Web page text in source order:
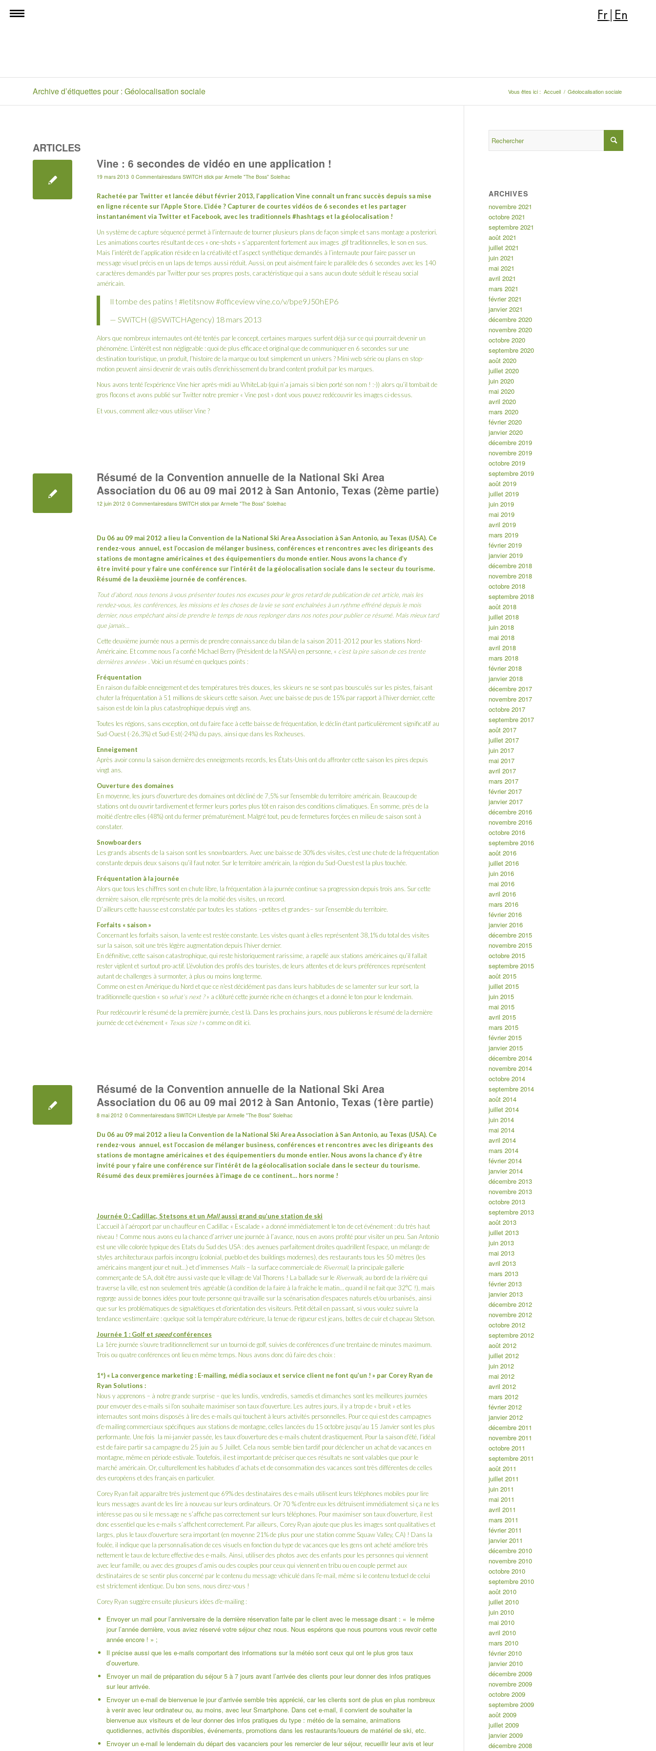
Fr En
Archive d’étiquettes pour : Géolocalisation sociale Vous êtes ici : Accueil / Géolocalisation sociale
ARTICLES
Vine : 6 secondes de vidéo en une application !
19 mars 2013 0 Commentairesdans SWiTCH stick par Armelle "The Boss" Solelhac
Rachetée par Twitter et lancée début février 2013, l’application Vine connaît un franc succès depuis sa mise
en ligne récente sur l’Apple Store. L’idée ? Capturer de courtes vidéos de 6 secondes et les partager
instantanément via Twitter et Facebook, avec les traditionnels #hashtags et la géolocalisation !
Un système de capture séquencé permet à l’internaute de tourner plusieurs plans de façon simple et sans montage a posteriori.
Les animations courtes résultant de ces « one-shots » s’apparentent fortement aux images .gif traditionnelles, le son en sus.
Mais l’intérêt de l’application réside en la créativité et l’aspect synthétique demandés à l’internaute pour faire passer un
message visuel précis en un laps de temps aussi réduit. Aussi, on peut aisément faire le parallèle des 6 secondes avec les 140
caractères demandés par Twitter pour ses propres posts, caractéristique qui a sans aucun doute séduit le réseau social
américain.
Il tombe des patins ! #letitsnow#officeviewvine.co/v/bpe9J50hEP6
— SWiTCH (@SWiTCHAgency) 18 mars 2013
Alors que nombreux internautes ont été tentés par le concept, certaines marques surfent déjà sur ce qui pourrait devenir un
phénomène. L’intérêt est non négligeable : quoi de plus efficace et original que de communiquer en 6 secondes sur une
destination touristique, un produit, l’histoire de la marque ou tout simplement un univers ? Mini web série ou plans en stop-
motion peuvent ainsi devenir de vrais outils d’enrichissement du brand content produit par les marques.
Nous avons tenté l’expérience Vine hier après-midi au WhiteLab (qui n’a jamais si bien porté son nom ! :-)) alors qu’il tombait de
gros flocons et avons publié surTwitter notre premier « Vine post » dont vous pouvez redécouvrir les images ci-dessus.
Et vous, comment allez-vous utiliser Vine ?
Résumé de la Convention annuelle de la National Ski Area
Association du 06 au 09 mai 2012 à San Antonio, Texas (2ème partie)
12 juin 2012 0 Commentairesdans SWiTCH stick par Armelle "The Boss" Solelhac
Du 06 au 09 mai 2012 a lieu la Convention de la National Ski Area Association à San Antonio, au Texas (USA). Ce
rendez-vous annuel, est l’occasion de mélanger business, conférences et rencontres avec les dirigeants des
stations de montagne américaines et des équipementiers du monde entier. Nous avons la chance d’y
être invité pour y faire une conférence sur l’intérêt de la géolocalisation sociale dans le secteur du tourisme.
Résumé de la deuxième journée de conférences.
Tout d’abord, nous tenons à vous présenter toutes nos excuses pour le gros retard de publication de cet article, mais les
rendez-vous, les conférences, les missions et les choses de la vie se sont enchaînées à un rythme effréné depuis le mois
dernier, nous empêchant ainsi de prendre le temps de nous replonger dans nos notes pour publier ce résumé. Mais mieux tard
que jamais…
Cette deuxième journée nous a permis de prendre connaissance du bilan de la saison 2011-2012 pour les stations Nord-
Américaine. Et comme nous l’a confié Michael Berry (Président de la NSAA) en personne, « c’est la pire saison de ces trente
dernières années« . Voici un résumé en quelques points :
Fréquentation
En raison du faible enneigement et des températures très douces, les skieurs ne se sont pas bousculés sur les pistes, faisant
chuter la fréquentation à 51 millions de skieurs cette saison. Avec une baisse de pus de 15% par rapport à l’hiver dernier, cette
saison est de loin la plus catastrophique depuis vingt ans.
Toutes les régions, sans exception, ont du faire face à cette baisse de fréquentation, le déclin étant particulièrement significatif au
Sud-Ouest (-26,3%) et Sud-Est(-24%) du pays, ainsi que dans les Rocheuses.
Enneigement
Après avoir connu la saison dernière des enneigements records, les États-Unis ont du affronter cette saison les pires depuis
vingt ans.
Ouverture des domaines
En moyenne, les jours d’ouverture des domaines ont décliné de 7,5% sur l’ensemble du territoire américain. Beaucoup de
stations ont du ouvrir tardivement et fermer leurs portes plus tôt en raison des conditions climatiques. En somme, près de la
moitié d’entre elles (48%) ont du fermer prématurément. Malgré tout, peu de fermetures forçées en milieu de saison sont à
constater.
Snowboarders
Les grands absents de la saison sont les snowboarders. Avec une baisse de 30% des visites, c’est une chute de la fréquentation
constante depuis deux saisons qu’il faut noter. Sur le territoire américain, la région du Sud-Ouest est la plus touchée.
Fréquentation à la journée
Alors que tous les chiffres sont en chute libre, la fréquentation à la journée continue sa progression depuis trois ans. Sur cette
dernière saison, elle représente près de la moitié des visites, un record.
D’ailleurs cette hausse est constatée par toutes les stations –petites et grandes– sur l’ensemble du territoire.
Forfaits « saison »
Concernant les forfaits saison, la vente est restée constante. Les vistes quant à elles représentent 38,1% du total des visites
sur la saison, soit une très légère augmentation depuis l’hiver dernier.
En définitive, cette saison catastrophique, qui reste historiquement rarissime, a rapellé aux stations américaines qu’il fallait
rester vigilent et surtout pro-actif. L’évolution des profils des touristes, de leurs attentes et de leurs préférences représentent
autant de challenges à surmonter, à plus ou moins long terme.
Comme on est en Amérique du Nord et que ce n’est décidément pas dans leurs habitudes de se lamenter sur leur sort, la
traditionnelle question « so what’s next ?» a clôturé cette journée riche en échanges et a donné le ton pour le lendemain.
Pour redécouvrir le résumé de la première journée, c’est là. Dans les prochains jours, nous publierons le résumé de la dernière
journée de cet événement « Texas size !» comme on dit ici.
Résumé de la Convention annuelle de la National Ski Area
Association du 06 au 09 mai 2012 à San Antonio, Texas (1ère partie)
8 mai 2012 0 Commentairesdans SWiTCH Lifestyle par Armelle "The Boss" Solelhac
Du 06 au 09 mai 2012 a lieu la Convention de la National Ski Area Association à San Antonio, au Texas (USA). Ce
rendez-vous annuel, est l’occasion de mélanger business, conférences et rencontres avec les dirigeants des
stations de montagne américaines et des équipementiers du monde entier. Nous avons la chance d’y être
invité pour y faire une conférence sur l’intérêt de la géolocalisation sociale dans le secteur du tourisme.
Résumé des deux premières journées à l’image de ce continent… hors norme !
Journée 0 : Cadillac, Stetsons et un Mallaussi grand qu’une station de ski
L’accueil à l’aéroport par un chauffeur en Cadillac « Escalade » a donné immédiatement le ton de cet événement : du très haut
niveau ! Comme nous avons eu la chance d’arriver une journée à l’avance, nous en avons profité pour visiter un peu. San Antonio
est une ville colorée typique des Etats du Sud des USA : des avenues parfaitement droites quadrillent l’espace, un mélange de
styles architecturaux parfois incongru (colonial, pueblo et des buildings modernes), des restaurants tous les 50 mètres (les
américains mangent jour et nuit…) et d’immenses Malls – la surface commerciale de Rivermall, la principale gallerie
commerçante de S.A, doit être aussi vaste que le village deVal Thorens ! La ballade sur le Riverwalk, au bord de la rivière qui
traverse la ville, est non seulement très agréable (à condition de la faire à la fraîche le matin… quand il ne fait que 32°C !), mais
regorge aussi de bonnes idées pour toute personne qui travaille sur la scénarisation d’espaces naturels et/ou urbanisés, ainsi
que sur les problématiques de signalétiques et d’orientation des visiteurs. Petit détail en passant, si vous voulez suivre la
tendance vestimentaire : quelque soit la température extérieure, la tenue de rigueur est jeans, bottes de cuir et chapeau Stetson.
Journée 1 : Golf et speedconférences
La 1ère journée s’ouvre traditionnellement sur un tournoi de golf, suivies de conférences d’une trentaine de minutes maximum.
Trois ou quatre conférences ont lieu en même temps. Nous avons donc dû faire des choix :
1°) « La convergence marketing : E-mailing, média sociaux et service client ne font qu’un ! » par Corey Ryan de
Ryan Solutions :
Nous y apprenons – à notre grande surprise – que les lundis, vendredis, samedis et dimanches sont les meilleures journées
pour envoyer des e-mails si l’on souhaite maximiser son taux d’ouverture. Les autres jours, il y a trop de « bruit » et les
internautes sont moins disposés à lire des e-mails qui touchent à leurs activités personnelles. Pour ce qui est des campagnes
d’e-mailing commerciaux spécifiques aux stations de montagne, celles lancées du 15 octobre jusqu’au 15 Janvier sont les plus
performante. Une fois la mi-janvier passée, les taux d’ouverture des e-mails chutent drastiquement. Pour la saison d’été, l’idéal
est de faire partir sa campagne du 25 juin au 5 Juillet. Cela nous semble bien tardif pour déclencher un achat de vacances en
montagne, même en période estivale. Toutefois, il est important de préciser que ces résultats ne sont valables que pour le
marché américain. Or, culturellement les habitudes d’achats et de consommation des vacances sont très différentes de celles
des européens et des français en particulier.
Corey Ryan fait apparaître très justement que 69% des destinataires des e-mails utilisent leurs téléphones mobiles pour lire
leurs messages avant de les lire à nouveau sur leurs ordinateurs. Or 70 % d’entre eux les détruisent immédiatement si ça ne les
intéresse pas ou si le message ne s’affiche pas correctement sur leurs téléphones. Pour maximiser son taux d’ouverture, il est
donc essentiel que les e-mails s’affichent correctement. Par ailleurs, Corey Ryan ajoute que plus les images sont qualitatives et
larges, plus le taux d’ouverture sera important (en moyenne 21% de plus pour une station comme Squaw Valley, CA) ! Dans la
foulée, il indique que la personnalisation de ces visuels en fonction du type de vacances que les gens ont acheté améliore très
nettement le taux de lecture effective des e-mails. Ainsi, utiliser des photos avec des enfants pour les personnes qui viennent
avec leur famille, ou avec des groupes d’amis ou des couples pour ceux qui viennent en tribu ou en couple permet aux
destinataires de se sentir plus concerné par le contenu du message véhiculé dans l’e-mail, même si le contenu textuel de celui
est strictement identique. Du bon sens, nous direz-vous !
Corey Ryan suggère ensuite plusieurs idées d’e-mailing :
Envoyer un mail pour l’anniversaire de la dernière réservation faite par le client avec le message disant : « le même
jour l’année dernière, vous aviez réservé votre séjour chez nous. Nous espérons que nous pourrons vous revoir cette
année encore ! » ;
Il précise aussi que les e-mails comportant des informations sur la météo sont ceux qui ont le plus gros taux
d’ouverture.
Envoyer un mail de préparation du séjour 5 à 7 jours avant l’arrivée des clients pour leur donner des infos pratiques
sur leur arrivée.
Envoyer un e-mail de bienvenue le jour d’arrivée semble très apprécié, car les clients sont de plus en plus nombreux
à venir avec leur ordinateur ou, au moins, avec leur Smartphone. Dans cet e-mail, il convient de souhaiter la
bienvenue aux visiteurs et de leur donner des infos pratiques du type : météo de la semaine, animations
quotidiennes, activités disponibles, événements, promotions dans les restaurants/loueurs de matériel de ski, etc.
Envoyer un e-mail le lendemain du départ des vacanciers pour les remercier de leur séjour, recueillir leur avis et leur
ARCHIVES
novembre 2021
octobre 2021
septembre 2021
août 2021
juillet 2021
juin 2021
mai 2021
avril 2021
mars 2021
février 2021
janvier 2021
décembre 2020
novembre 2020
octobre 2020
septembre 2020
août 2020
juillet 2020
juin 2020
mai 2020
avril 2020
mars 2020
février 2020
janvier 2020
décembre 2019
novembre 2019
octobre 2019
septembre 2019
août 2019
juillet 2019
juin 2019
mai 2019
avril 2019
mars 2019
février 2019
janvier 2019
décembre 2018
novembre 2018
octobre 2018
septembre 2018
août 2018
juillet 2018
juin 2018
mai 2018
avril 2018
mars 2018
février 2018
janvier 2018
décembre 2017
novembre 2017
octobre 2017
septembre 2017
août 2017
juillet 2017
juin 2017
mai 2017
avril 2017
mars 2017
février 2017
janvier 2017
décembre 2016
novembre 2016
octobre 2016
septembre 2016
août 2016
juillet 2016
juin 2016
mai 2016
avril 2016
mars 2016
février 2016
janvier 2016
décembre 2015
novembre 2015
octobre 2015
septembre 2015
août 2015
juillet 2015
juin 2015
mai 2015
avril 2015
mars 2015
février 2015
janvier 2015
décembre 2014
novembre 2014
octobre 2014
septembre 2014
août 2014
juillet 2014
juin 2014
mai 2014
avril 2014
mars 2014
février 2014
janvier 2014
décembre 2013
novembre 2013
octobre 2013
septembre 2013
août 2013
juillet 2013
juin 2013
mai 2013
avril 2013
mars 2013
février 2013
janvier 2013
décembre 2012
novembre 2012
octobre 2012
septembre 2012
août 2012
juillet 2012
juin 2012
mai 2012
avril 2012
mars 2012
février 2012
janvier 2012
décembre 2011
novembre 2011
octobre 2011
septembre 2011
août 2011
juillet 2011
juin 2011
mai 2011
avril 2011
mars 2011
février 2011
janvier 2011
décembre 2010
novembre 2010
octobre 2010
septembre 2010
août 2010
juillet 2010
juin 2010
mai 2010
avril 2010
mars 2010
février 2010
janvier 2010
décembre 2009
novembre 2009
octobre 2009
septembre 2009
août 2009
juillet 2009
janvier 2009
décembre 2008